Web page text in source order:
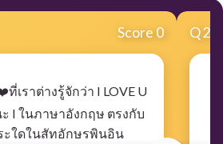
Score 0
เราต่างรู้จักว่า I LOVE U
I ในภาษาอังกฤษ ตรงกับ
ะใดในสัทอักษรพินอิน
Q2